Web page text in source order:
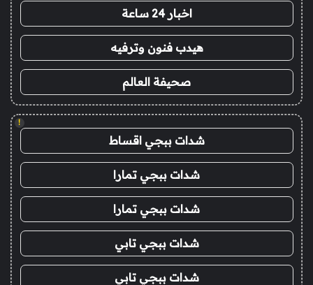
اخبار 24 ساعة
هيدب فنون وترفيه
صحيفة العالم
!
شدات ببجي اقساط
شدات ببجي تمارا
شدات ببجي تمارا
شدات ببجي تابي
شدات ببجي تابي